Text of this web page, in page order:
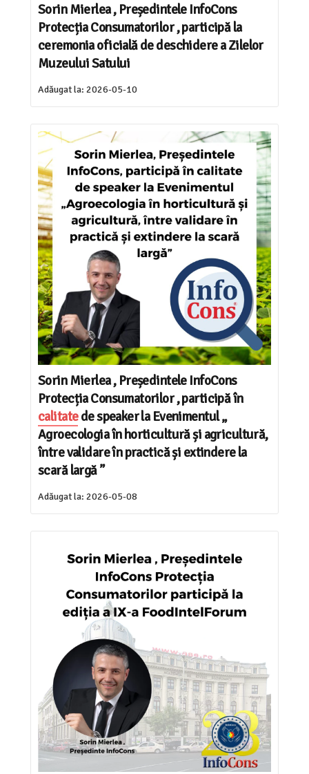
Sorin Mierlea , Președintele InfoCons
Protecția Consumatorilor , participă la
ceremonia oficială de deschidere a Zilelor
Muzeului Satului
Adăugat la: 2026-05-10
Sorin Mierlea , Președintele InfoCons
Protecția Consumatorilor , participă în
calitatede speaker la Evenimentul „
Agroecologia în horticultură și agricultură,
între validare în practică și extindere la
scară largă ”
Adăugat la: 2026-05-08